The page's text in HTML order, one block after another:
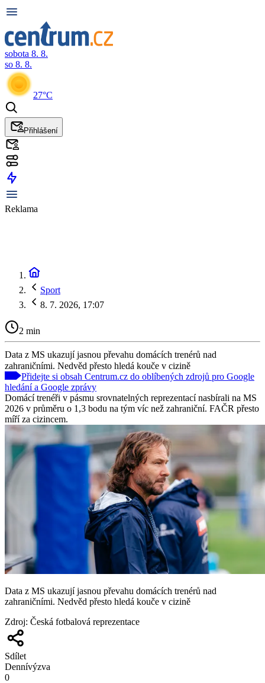
sobota 8. 8.
so 8. 8.
27°C
Přihlášení
Reklama
Sport
8. 7. 2026, 17:07
2 min
Data z MS ukazují jasnou převahu domácích trenérů nad
zahraničními. Nedvěd přesto hledá kouče v cizině
Přidejte si obsah Centrum.cz do oblíbených zdrojů pro Google
hledání a Google zprávy
Domácí trenéři v pásmu srovnatelných reprezentací nasbírali na MS
2026 v průměru o 1,3 bodu na tým víc než zahraniční. FAČR přesto
míří za cizincem.
Data z MS ukazují jasnou převahu domácích trenérů nad
zahraničními. Nedvěd přesto hledá kouče v cizině
Zdroj: Česká fotbalová reprezentace
Sdílet
Dennívýzva
0